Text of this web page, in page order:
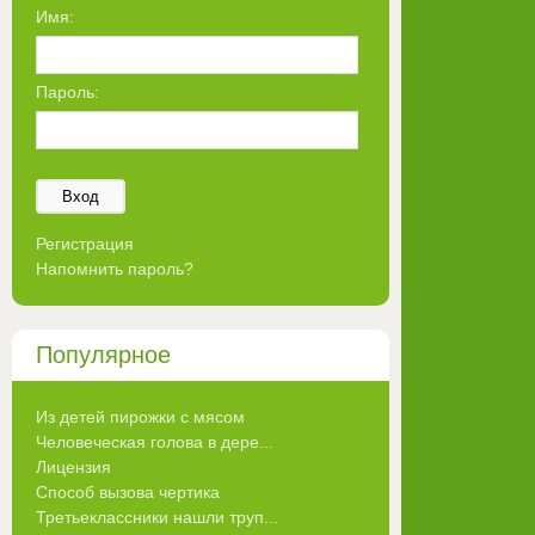
Имя:
Пароль:
Вход
Регистрация
Напомнить пароль?
Популярное
Из детей пирожки с мясом
Человеческая голова в дере...
Лицензия
Способ вызова чертика
Третьеклассники нашли труп...